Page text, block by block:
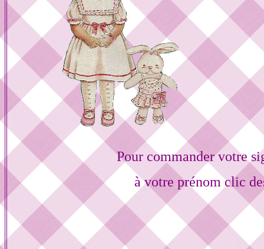
Pour commander votre
à votre prénom clic